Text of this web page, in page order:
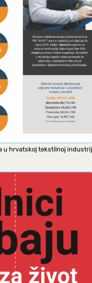
u hrvatskoj tekstilnoj